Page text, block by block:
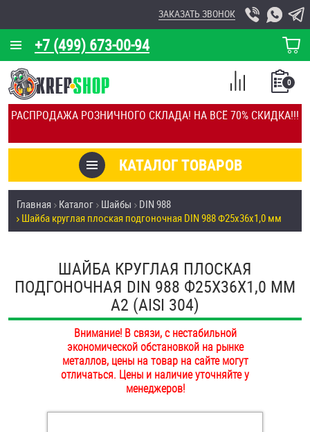
РАСПРОДАЖА РОЗНИЧНОГО СКЛАДА! НА ВСЁ 70% СКИДКА!!!
+7 (499) 673-00-94
ЗАКАЗАТЬ ЗВОНОК
КОРЗИНА
О КОМПАНИИ
КАЛЬКУЛЯТОР
ОТЗЫВЫ
УСЛУГИ
СКИДКИ
ПОКУПАТЕЛЯМ
ОПЛАТА И ДОСТАВКА
НАШИ МАГАЗИНЫ
КАТАЛОГ ТОВАРОВ
0
СПИСОК
СРАВНЕНИЕ
Товары со скидкой
Анкеры
Антивандальный крепёж, инструмент
Болты и винты
Главная Каталог Шайбы
DIN 988
Шайба круглая плоская подгоночная DIN 988 Ф25х36х1,0 мм
ШАЙБА КРУГЛАЯ ПЛОСКАЯ
ПОДГОНОЧНАЯ DIN 988 Ф25Х36Х1,0 ММ
А2 (AISI 304)
Внимание! В связи, с нестабильной
экономической обстановкой на рынке
металлов, цены на товар на сайте могут
отличаться. Цены и наличие уточняйте у
менеджеров!